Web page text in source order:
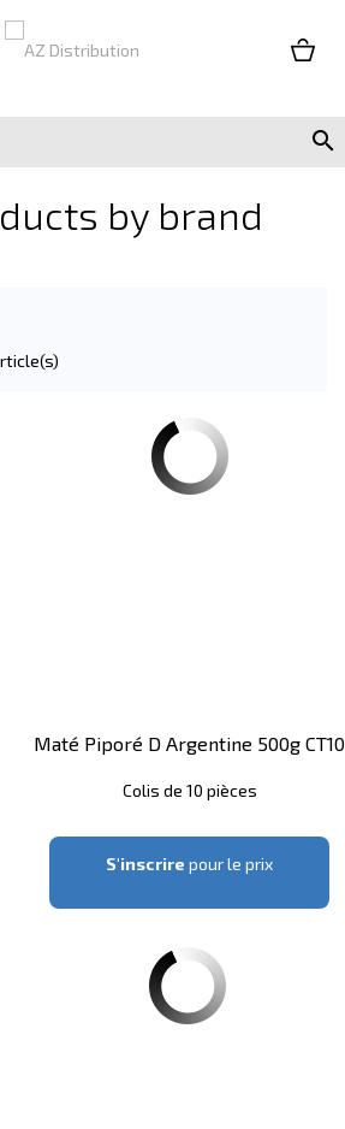

by brand
Maté Piporé D Argentine 500g CT10
Colis de 10 pièces
S'inscrire pour le prix